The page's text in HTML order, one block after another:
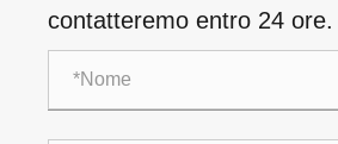
contatteremo entro 24 ore.